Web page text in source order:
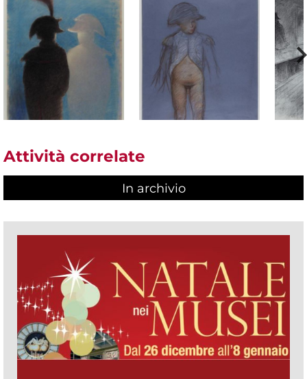
Attività correlate
In archivio